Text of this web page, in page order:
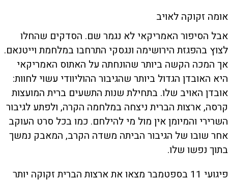
אומה זקוקה לאויב
אבל הסיפור האמריקאי לא נגמר שם. הסדקים שהחלו
לצוץ בהפגזת הירושימה ונגסקי התרחבו במלחמת וייטנאם.
אך המכה הקשה ביותר שהונחתה על האתוס האמריקאי
היא האובדן הגדול ביותר שהגיבור ההוליוודי עשוי לחוות:
אובדן האויב שלו. בתחילת שנות התשעים ברית המועצות
קרסה, ארצות הברית ניצחה במלחמה הקרה, ולפתע לגיבור
השרירי והמיומן אין מול מי להילחם. כמו בכל סרט העוקב
אחר שובו של הגיבור הביתה משדה הקרב, המאבק נמשך
בתוך נפשו שלו.
פיגועי 11 בספטמבר מצאו את ארצות הברית זקוקה יותר